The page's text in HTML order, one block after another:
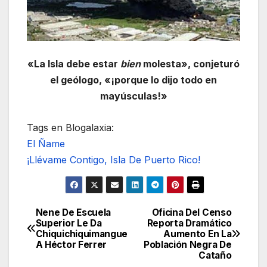
«La Isla debe estar bienmolesta», conjeturó
el geólogo, «¡porque lo dijo todo en
mayúsculas!»
Tags en Blogalaxia:
El Ñame
¡Llévame Contigo, Isla De Puerto Rico!
Navegación
de
Oficina Del Censo
Reporta Dramático
Aumento En La
Población Negra De
Cataño
Nene De Escuela
Superior Le Da
Chiquichiquimangue
A Héctor Ferrer